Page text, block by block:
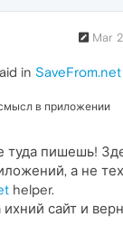
Mar
in
в приложении
туда пишешь!
а не
helper.
сайт и